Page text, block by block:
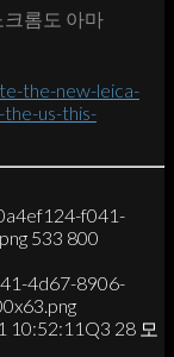
롬도 아마
the-new-leica-
us-this-
f041-
533 800
4d67-8906-
10:52:11 Q3 28 모